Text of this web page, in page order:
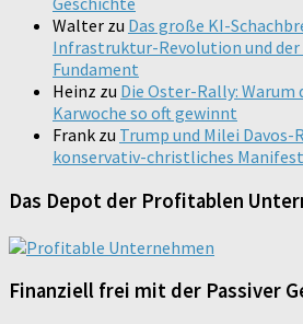
Walter zu Das große KI-
Infrastruktur-Revolution und der
Fundament
Heinz zu Die Oster-Rally:
Karwoche so oft gewinnt
Frank zu Trump und Milei Davos-
konservativ-christliches
Das Depot der Profitablen
Finanziell frei mit der Passiver